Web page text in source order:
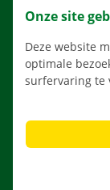
Onze site
Deze website
optimale
surfervaring te